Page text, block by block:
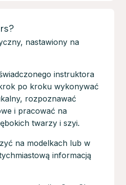
nastawiony na
instruktora
po kroku wykonywać
rozpoznawać
i pracować na
twarzy i szyi.
na modelkach lub w
informacją